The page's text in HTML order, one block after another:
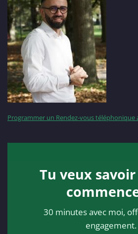
Programmer un Rendez-vous téléphonique
Tu veux
30 minutes avec moi,
engagement.